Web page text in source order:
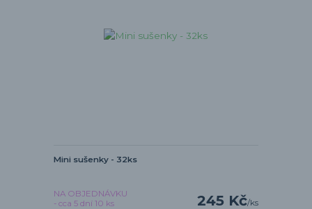
Mini sušenky - 32ks
245 Kč/ks
NA OBJEDNÁVKU
- cca 5 dní 10 ks